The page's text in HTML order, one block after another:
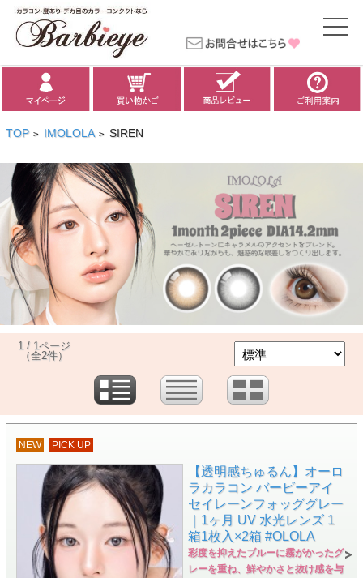
TOP > IMOLOLA > SIREN
1 / 1ページ
（全2件）
NEW PICK UP
【透明感ちゅるん】オーロ
ラカラコン バービーアイ
セイレーンフォッググレー
｜1ヶ月 UV 水光レンズ 1
箱1枚入×2箱 #OLOLA
彩度を抑えたブルーに霧がかったグ
レーを重ね、鮮やかさと抜け感を与